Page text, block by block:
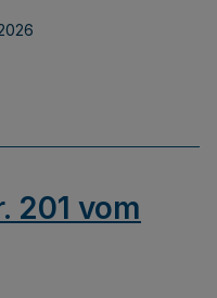
201 vom